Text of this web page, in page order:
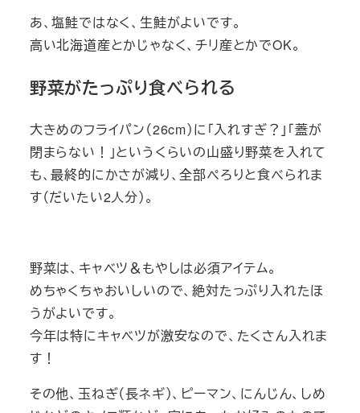
あ、塩鮭ではなく、生鮭がよいです。
高い北海道産とかじゃなく、チリ産とかでOK。
野菜がたっぷり食べられる
大きめのフライパン（26cm）に「入れすぎ？」「蓋が
閉まらない！」というくらいの山盛り野菜を入れて
も、最終的にかさが減り、全部ぺろりと食べられま
す（だいたい2人分）。
野菜は、キャベツ＆もやしは必須アイテム。
めちゃくちゃおいしいので、絶対たっぷり入れたほ
うがよいです。
今年は特にキャベツが激安なので、たくさん入れま
す！
その他、玉ねぎ（長ネギ）、ピーマン、にんじん、しめ